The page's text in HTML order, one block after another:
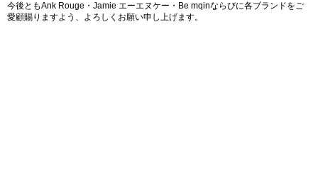
今後ともAnk Rouge・Jamie エーエヌケー・Be mqinならびに各ブランドをご
愛顧賜りますよう、よろしくお願い申し上げます。